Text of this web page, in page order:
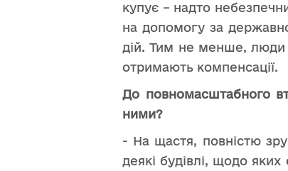
купує – надто
на допомогу за
дій. Тим не менше, люди
отримають компенсації.
До повномасштабного
ними?
- На щастя, повністю
деякі будівлі, щодо